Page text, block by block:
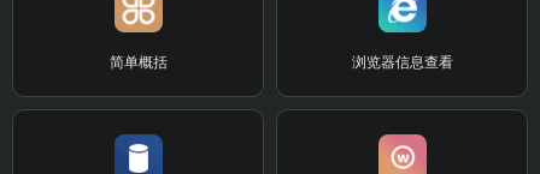
简单概括 浏览器信息查看